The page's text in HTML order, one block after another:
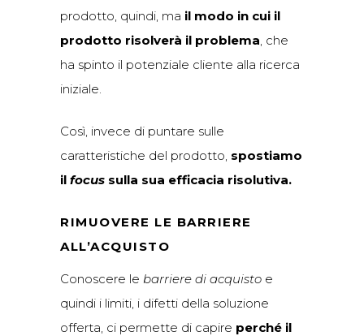
prodotto, quindi, ma il modo in cui il
prodotto risolverà il problema, che
ha spinto il potenziale cliente alla ricerca
iniziale.
Così, invece di puntare sulle
caratteristiche del prodotto, spostiamo
il focus sulla sua efficacia risolutiva.
RIMUOVERE LE BARRIERE
ALL’ACQUISTO
Conoscere le barriere di acquisto e
quindi i limiti, i difetti della soluzione
offerta, ci permette di capire perché il